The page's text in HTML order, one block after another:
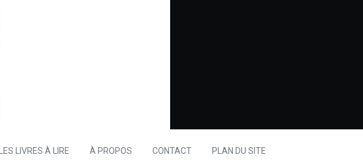
LES LIVRES À LIRE À PROPOS CONTACT PLAN DU SITE